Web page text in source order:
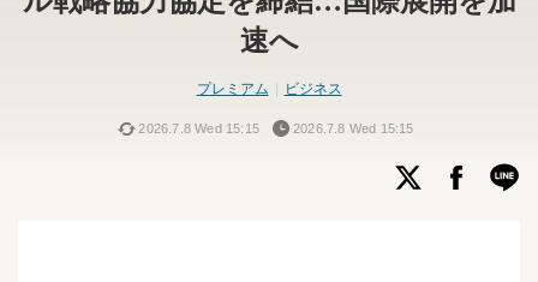
速へ
プレミアム ビジネス
2026.7.8 Wed 15:15 2026.7.8 Wed 15:15